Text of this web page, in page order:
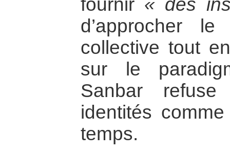
fournir « des
d’approcher
collective tout
sur le
Sanbar
identités
temps.